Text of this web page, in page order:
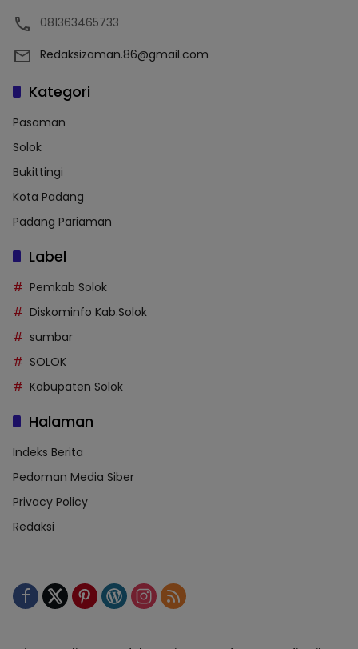
081363465733
Redaksizaman.86@gmail.com
Kategori
Pasaman
Solok
Bukittingi
Kota Padang
Padang Pariaman
Label
Pemkab Solok
Diskominfo Kab.Solok
sumbar
SOLOK
Kabupaten Solok
Halaman
Indeks Berita
Pedoman Media Siber
Privacy Policy
Redaksi